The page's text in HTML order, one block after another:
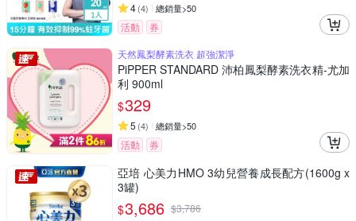
4(4) 總銷量>50
活動
券
天然鳳梨酵素洗衣 超強潔淨
PiPPER STANDARD 沛柏鳳梨酵素洗衣精-尤加
利 900ml
$329
5 (4) 總銷量>50
活動 券
亞培 心美力HMO 3幼兒營養成長配方(1600g x
3罐)
$3,686 $3,786